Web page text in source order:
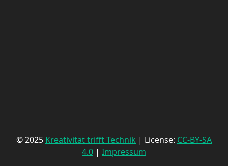
© 2025 Kreativität trifft Technik | License: CC-BY-SA
4.0 | Impressum